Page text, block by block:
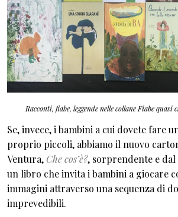
Racconti, fiabe, leggende nelle collane Fiabe quasi
Se, invece, i bambini a cui dovete fare
proprio piccoli, abbiamo il nuovo
Ventura, Che cos’è?, sorprendente e dal
un libro che invita i bambini a giocare
immagini attraverso una sequenza di
imprevedibili.